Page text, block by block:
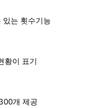
있는 횟수기능
황이 표기
개 제공